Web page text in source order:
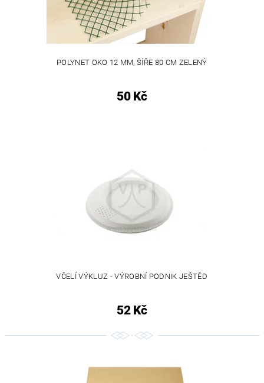
POLYNET OKO 12 MM, ŠÍŘE 80 CM ZELENÝ
50 Kč
VČELÍ VÝKLUZ - VÝROBNÍ PODNIK JEŠTĚD
52 Kč